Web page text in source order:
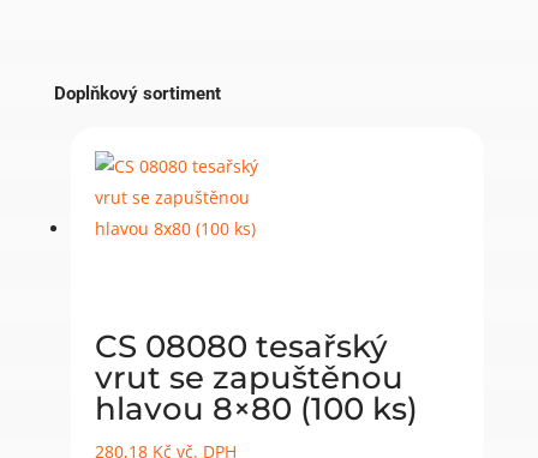
Doplňkový sortiment
CS 08080 tesařský
vrut se zapuštěnou
hlavou 8×80 (100 ks)
280,18 Kč vč. DPH